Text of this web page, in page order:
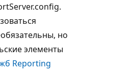
но
элементы
Reporting